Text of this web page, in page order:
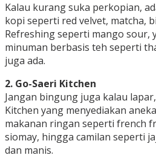
Kalau kurang suka perkopian,
kopi seperti red velvet, matcha,
Refreshing seperti mango sour,
minuman berbasis teh seperti
juga ada.
2. Go-Saeri Kitchen
Jangan bingung juga kalau
Kitchen yang menyediakan
makanan ringan seperti french
siomay, hingga camilan seperti
dan manis.